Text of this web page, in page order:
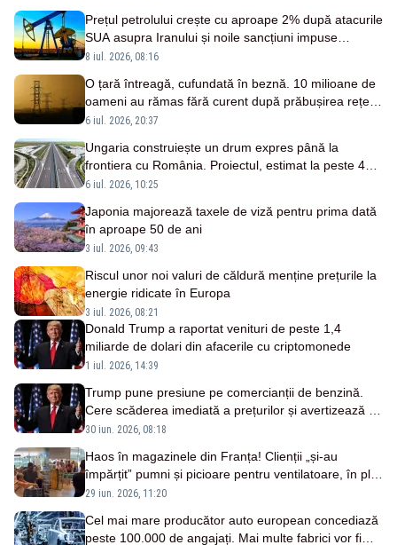
Prețul petrolului crește cu aproape 2% după atacurile
SUA asupra Iranului și noile sancțiuni impuse
Teheranului
8 iul. 2026, 08:16
O țară întreagă, cufundată în beznă. 10 milioane de
oameni au rămas fără curent după prăbușirea rețelei
electrice
6 iul. 2026, 20:37
Ungaria construiește un drum expres până la
frontiera cu România. Proiectul, estimat la peste 40
de km
6 iul. 2026, 10:25
Japonia majorează taxele de viză pentru prima dată
în aproape 50 de ani
3 iul. 2026, 09:43
Riscul unor noi valuri de căldură menține prețurile la
energie ridicate în Europa
3 iul. 2026, 08:21
Donald Trump a raportat venituri de peste 1,4
miliarde de dolari din afacerile cu criptomonede
1 iul. 2026, 14:39
Trump pune presiune pe comercianții de benzină.
Cere scăderea imediată a prețurilor și avertizează că
vor fi „probleme mari”
30 iun. 2026, 08:18
Haos în magazinele din Franța! Clienții „și-au
împărțit” pumni și picioare pentru ventilatoare, în plin
val de caniculă
29 iun. 2026, 11:20
Cel mai mare producător auto european concediază
peste 100.000 de angajați. Mai multe fabrici vor fi